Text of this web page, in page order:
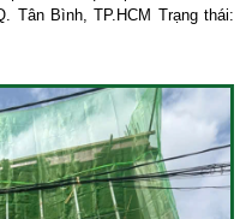
Tân Bình, TP.HCM Trạng thái: